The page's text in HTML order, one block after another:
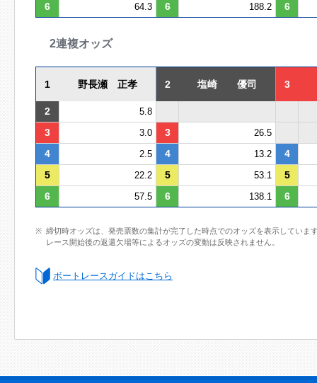
6
64.3 6 188.2 6
2連複オッズ
1 野長瀬 正孝 2 塩崎 優司 3
2 5.8
3 3.0 3 26.5
4 2.5 4 13.2
4
5
22.2 5 53.1
5
6
57.5 6 138.1 6
締切時オッズは、発売票数の集計が完了した時点でのオッズを表示していま
レース開始後の返還欠場等によるオッズの変動は反映されません。
ボートレースガイドはこちら